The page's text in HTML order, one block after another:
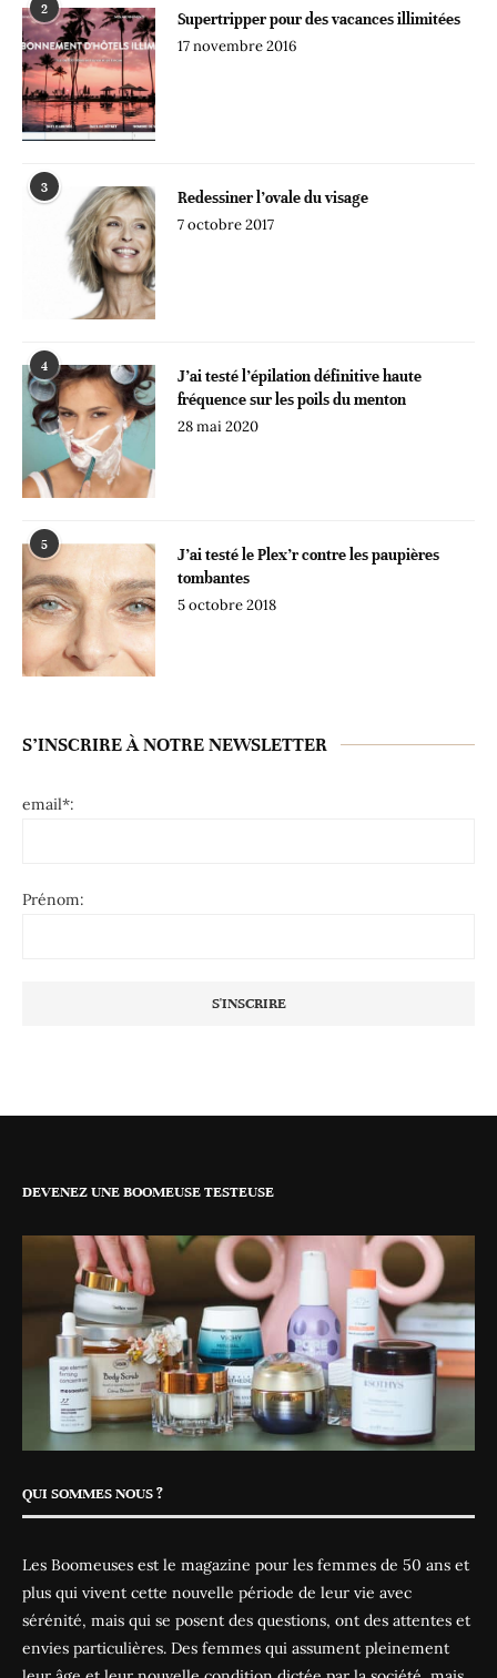
2
Supertripper pour des vacances illimitées
17 novembre 2016
3
Redessiner l’ovale du visage
7 octobre 2017
4
J’ai testé l’épilation définitive haute
fréquence sur les poils du menton
28 mai 2020
5
J’ai testé le Plex’r contre les paupières
tombantes
5 octobre 2018
S’INSCRIRE À NOTRE NEWSLETTER
email*:
Prénom:
DEVENEZ UNE BOOMEUSE TESTEUSE
QUI SOMMES NOUS ?
Les Boomeuses est le magazine pour les femmes de 50 ans et
plus qui vivent cette nouvelle période de leur vie avec
sérénité, mais qui se posent des questions, ont des attentes et
envies particulières. Des femmes qui assument pleinement